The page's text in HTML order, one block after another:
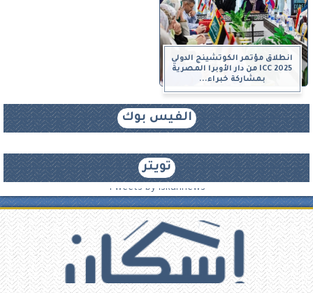
انطلاق مؤتمر الكوتشينج الدولي
ICC 2025 من دار الأوبرا المصرية
بمشاركة خبراء...
الفيس بوك
تويتر
Tweets by iskannews